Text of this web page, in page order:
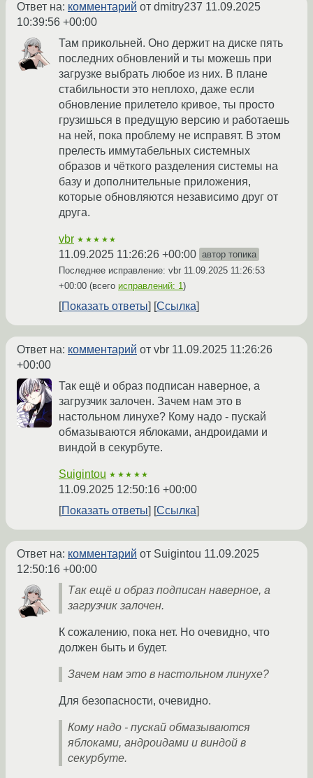
Ответ на: комментарий от dmitry237 11.09.2025
10:39:56 +00:00
Там прикольней. Оно держит на диске пять
последних обновлений и ты можешь при
загрузке выбрать любое из них. В плане
стабильности это неплохо, даже если
обновление прилетело кривое, ты просто
грузишься в предущую версию и работаешь
на ней, пока проблему не исправят. В этом
прелесть иммутабельных системных
образов и чёткого разделения системы на
базу и дополнительные приложения,
которые обновляются независимо друг от
друга.
vbr ★★★★★
11.09.2025 11:26:26 +00:00 автор топика
Последнее исправление: vbr 11.09.2025 11:26:53
+00:00 (всего исправлений: 1)
Показать ответы Ссылка
Ответ на: комментарий от vbr 11.09.2025 11:26:26
+00:00
Так ещё и образ подписан наверное, а
загрузчик залочен. Зачем нам это в
настольном линухе? Кому надо - пускай
обмазываются яблоками, андроидами и
виндой в секурбуте.
Suigintou ★★★★★
11.09.2025 12:50:16 +00:00
Показать ответы
Ссылка
Ответ на: комментарий от Suigintou 11.09.2025
12:50:16 +00:00
Так ещё и образ подписан наверное, а
загрузчик залочен.
К сожалению, пока нет. Но очевидно, что
должен быть и будет.
Зачем нам это в настольном линухе?
Для безопасности, очевидно.
Кому надо - пускай обмазываются
яблоками, андроидами и виндой в
секурбуте.